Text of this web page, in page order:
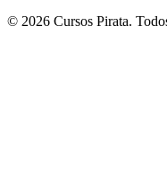
© 2026 Cursos Pirata.